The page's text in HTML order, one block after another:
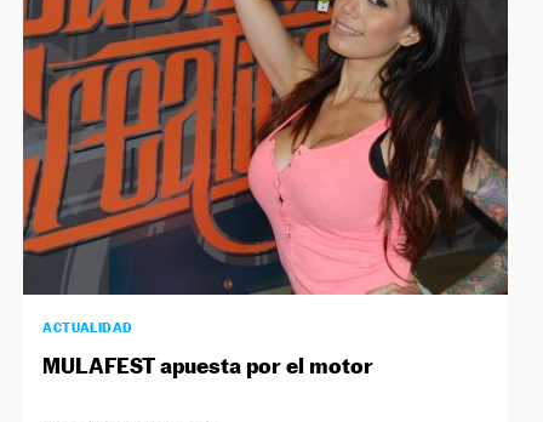
ACTUALIDAD
MULAFEST apuesta por el motor